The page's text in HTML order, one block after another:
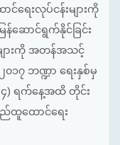
ရေးလုပ်ငန်းများကို
န်ဆောင်ရွက်နိုင်ခြင်း
ျားကို အတန်အသင့်
၁၇ ဘဏ္ဍာ ရေးနှစ်မှ
၂၄) ရက်နေ့အထိ တိုင်း
ထူထောင်ရေး